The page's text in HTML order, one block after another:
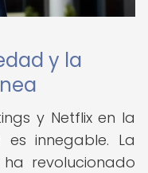
y la
y Netflix en la
innegable. La
revolucionado